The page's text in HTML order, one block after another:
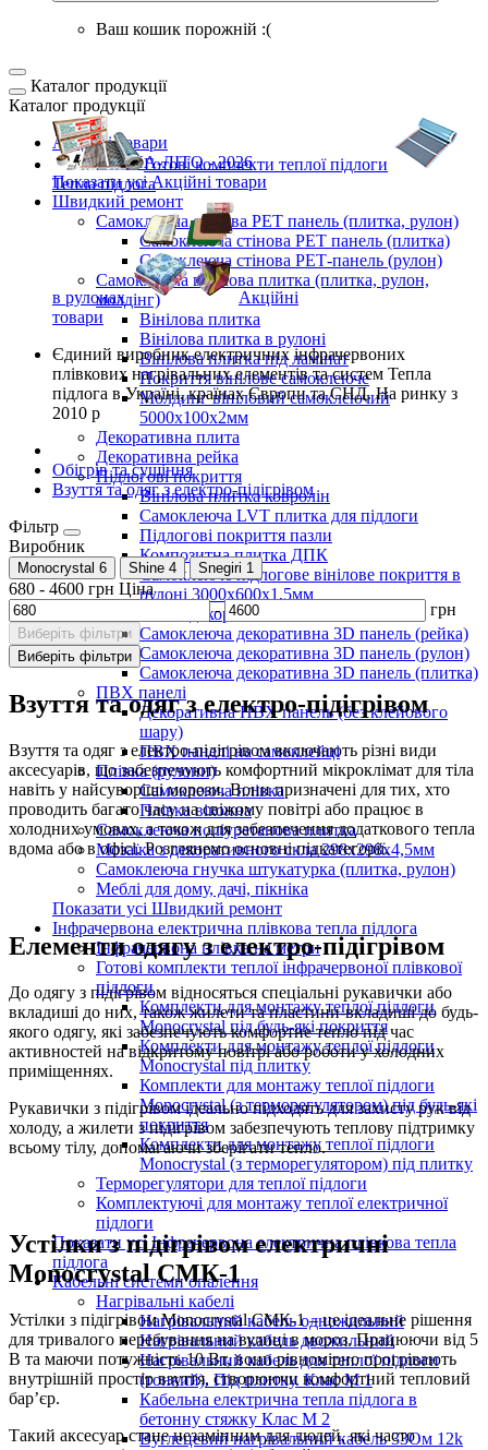
Ваш кошик порожній :(
Каталог продукції
Каталог продукції
Акційні товари
ВЕСНА-ЛІТО - 2026
Показати усі Акційні товари
Швидкий ремонт
Самоклеюча стінова PET панель (плитка, рулон)
Самоклеюча стінова PET панель (плитка)
Самоклеюча стінова РЕТ-панель (рулон)
Самоклеюча вінілова плитка (плитка, рулон,
молдінг)
Вінілова плитка
Вінілова плитка в рулоні
Вінілова плитка під ламінат
Покриття вінілове самоклеюче
Молдинг вініловий самоклеючий
5000х100х2мм
Декоративна плита
Декоративна рейка
Підлогові покриття
Вінілова плитка ковролін
Самоклеюча LVT плитка для підлоги
Підлогові покриття пазли
Композитна плитка ДПК
Самоклеюче підлогове вінілове покриття в
рулоні 3000х600х1,5мм
Самоклеючі декоративні 3D панелі
Самоклеюча декоративна 3D панель (рейка)
Самоклеюча декоративна 3D панель (рулон)
Самоклеюча декоративна 3D панель (плитка)
ПВХ панелі
Декоративна ПВХ панель (без клейового
шару)
ПВХ панелі на самоклейці
Плівка (рулони)
Самоклеюча плівка
Плівка віконна
Самоклеюча поліуретанова плитка
Мозаїка з декоративного скла 298х298х4,5мм
Самоклеюча гнучка штукатурка (плитка, рулон)
Меблі для дому, дачі, пікніка
Показати усі Швидкий ремонт
Інфрачервона електрична плівкова тепла підлога
Інфрачервона плівка на метри
Готові комплекти теплої інфрачервоної плівкової
підлоги
Комплекти для монтажу теплої підлоги
Monocrystal під будь-які покриття
Комплекти для монтажу теплої підлоги
Monocrystal під плитку
Комплекти для монтажу теплої підлоги
Monocrystal (з терморегулятором) під будь-які
покриття
Комплекти для монтажу теплої підлоги
Monocrystal (з терморегулятором) під плитку
Терморегулятори для теплої підлоги
Комплектуючі для монтажу теплої електричної
підлоги
Показати усі Інфрачервона електрична плівкова тепла
підлога
Кабельні системи опалення
Нагрівальні кабелі
Нагрівальний кабель одножильний
Нагрівальний кабель двожильний
Нагрівальний кабель для теплої підлоги
(тонкий). Під плитку. Клас М 1
Кабельна електрична тепла підлога в
бетонну стяжку Клас М 2
Вуглецевий нагрівальний кабель 33Ом 12k
Готові комплекти теплої підлоги
Тепла підлога
в рулонах
Акційні
товари
Єдиний виробникелектричних інфрачервоних
плівкових нагрівальних елементів та систем Тепла
підлога в Україні, країнах Європи та СНД.На ринку з
2010 р
Обігрів та сушіння
Взуття та одяг з електро-підігрівом
Фільтр
Виробник
Monocrystal 6 Shine 4 Snegiri 1
680 - 4600 грн Ціна
-
грн
Виберіть фільтри
Виберіть фільтри
Взуття та одяг з електро-підігрівом
Взуття та одяг з електро-підігрівом включають різні види
аксесуарів, що забезпечують комфортний мікроклімат для тіла
навіть у найсуворіші морози. Вони призначені для тих, хто
проводить багато часу на свіжому повітрі або працює в
холодних умовах, а також для забезпечення додаткового тепла
вдома або в офісі. Розглянемо основні підкатегорії.
Елементи одягу з електро-підігрівом
До одягу з підігрівом відносяться спеціальні рукавички або
вкладиші до них, також жилети та пластини-вкладиші до будь-
якого одягу, які забезпечують комфортне тепло під час
активностей на відкритому повітрі або роботи у холодних
приміщеннях.
Рукавички з підігрівом ідеально підходять для захисту рук від
холоду, а жилети з підігрівом забезпечують теплову підтримку
всьому тілу, допомагаючи зберігати тепло.
Устілки з підігрівом електричні
Monocrystal СМК-1
Устілки з підігрівом Monocrystal СМК-1 – це ідеальне рішення
для тривалого перебування на вулиці в мороз. Працюючи від 5
В та маючи потужність 10 Вт, вони рівномірно прогрівають
внутрішній простір взуття, створюючи комфортний тепловий
бар’єр.
Такий аксесуар стане незамінним для людей, які часто